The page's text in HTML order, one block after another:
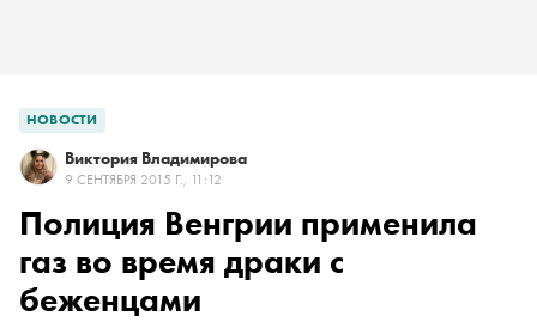
НОВОСТИ
Виктория Владимирова
9 СЕНТЯБРЯ 2015 Г., 11:12
Полиция Венгрии применила
газ во время драки с
беженцами